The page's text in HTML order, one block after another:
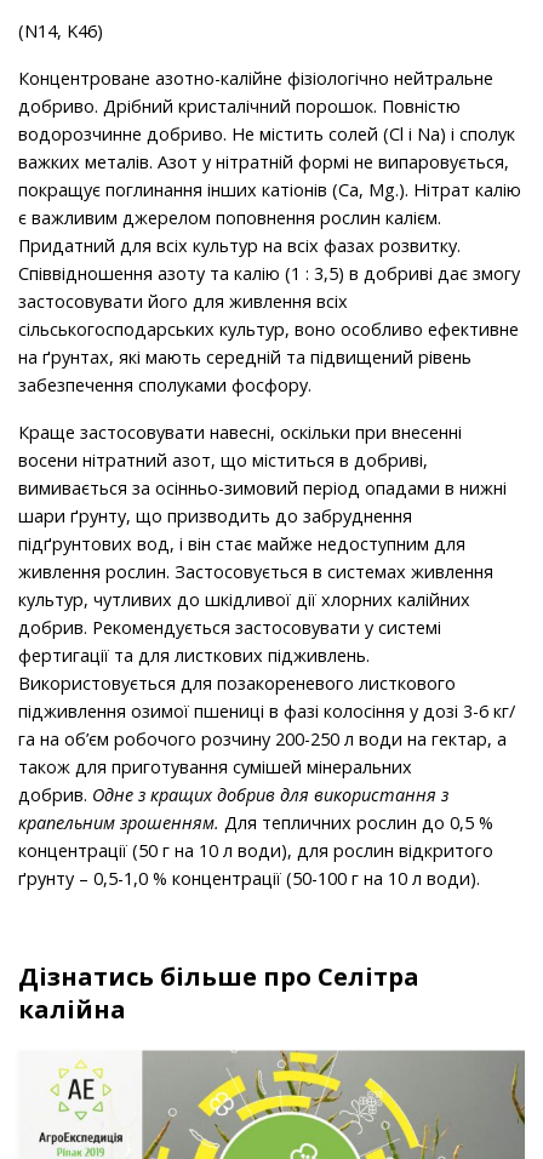
(N14, K46)
Концентроване азотно-калійне фізіологічно нейтральне
добриво. Дрібний кристалічний порошок. Повністю
водорозчинне добриво. Не містить солей (Сl і Na) і сполук
важких металів. Азот у нітратній формі не випаровується,
покращує поглинання інших катіонів (Са, Mg.). Нітрат калію
є важливим джерелом поповнення рослин калієм.
Придатний для всіх культур на всіх фазах розвитку.
Співвідношення азоту та калію (1 : 3,5) в добриві дає змогу
застосовувати його для живлення всіх
сільськогосподарських культур, воно особливо ефективне
на ґрунтах, які мають середній та підвищений рівень
забезпечення сполуками фосфору.
Краще застосовувати навесні, оскільки при внесенні
восени нітратний азот, що міститься в добриві,
вимивається за осін­ньо-зимовий період опадами в нижні
шари ґрунту, що призводить до забруднення
підґрунтових вод, і він стає майже недоступним для
живлення рослин. Застосовується в системах живлення
культур, чутливих до шкідливої дії хлорних калійних
добрив. Рекомендується застосовувати у системі
фертигації та для листкових підживлень.
Використовується для позакореневого ли­сткового
підживлення озимої пшениці в фазі колосіння у дозі 3-6 кг/
га на об’єм робочого розчину 200-250 л води на гектар, а
та­кож для приготування сумішей мінеральних
добрив. Одне з кращих добрив для використання з
крапельним зро­шенням. Для тепличних рослин до 0,5 %
концентрації (50 г на 10 л води), для рослин відкритого
ґрунту – 0,5-1,0 % концентрації (50-100 г на 10 л води).
Дізнатись більше про Селітра
калійна